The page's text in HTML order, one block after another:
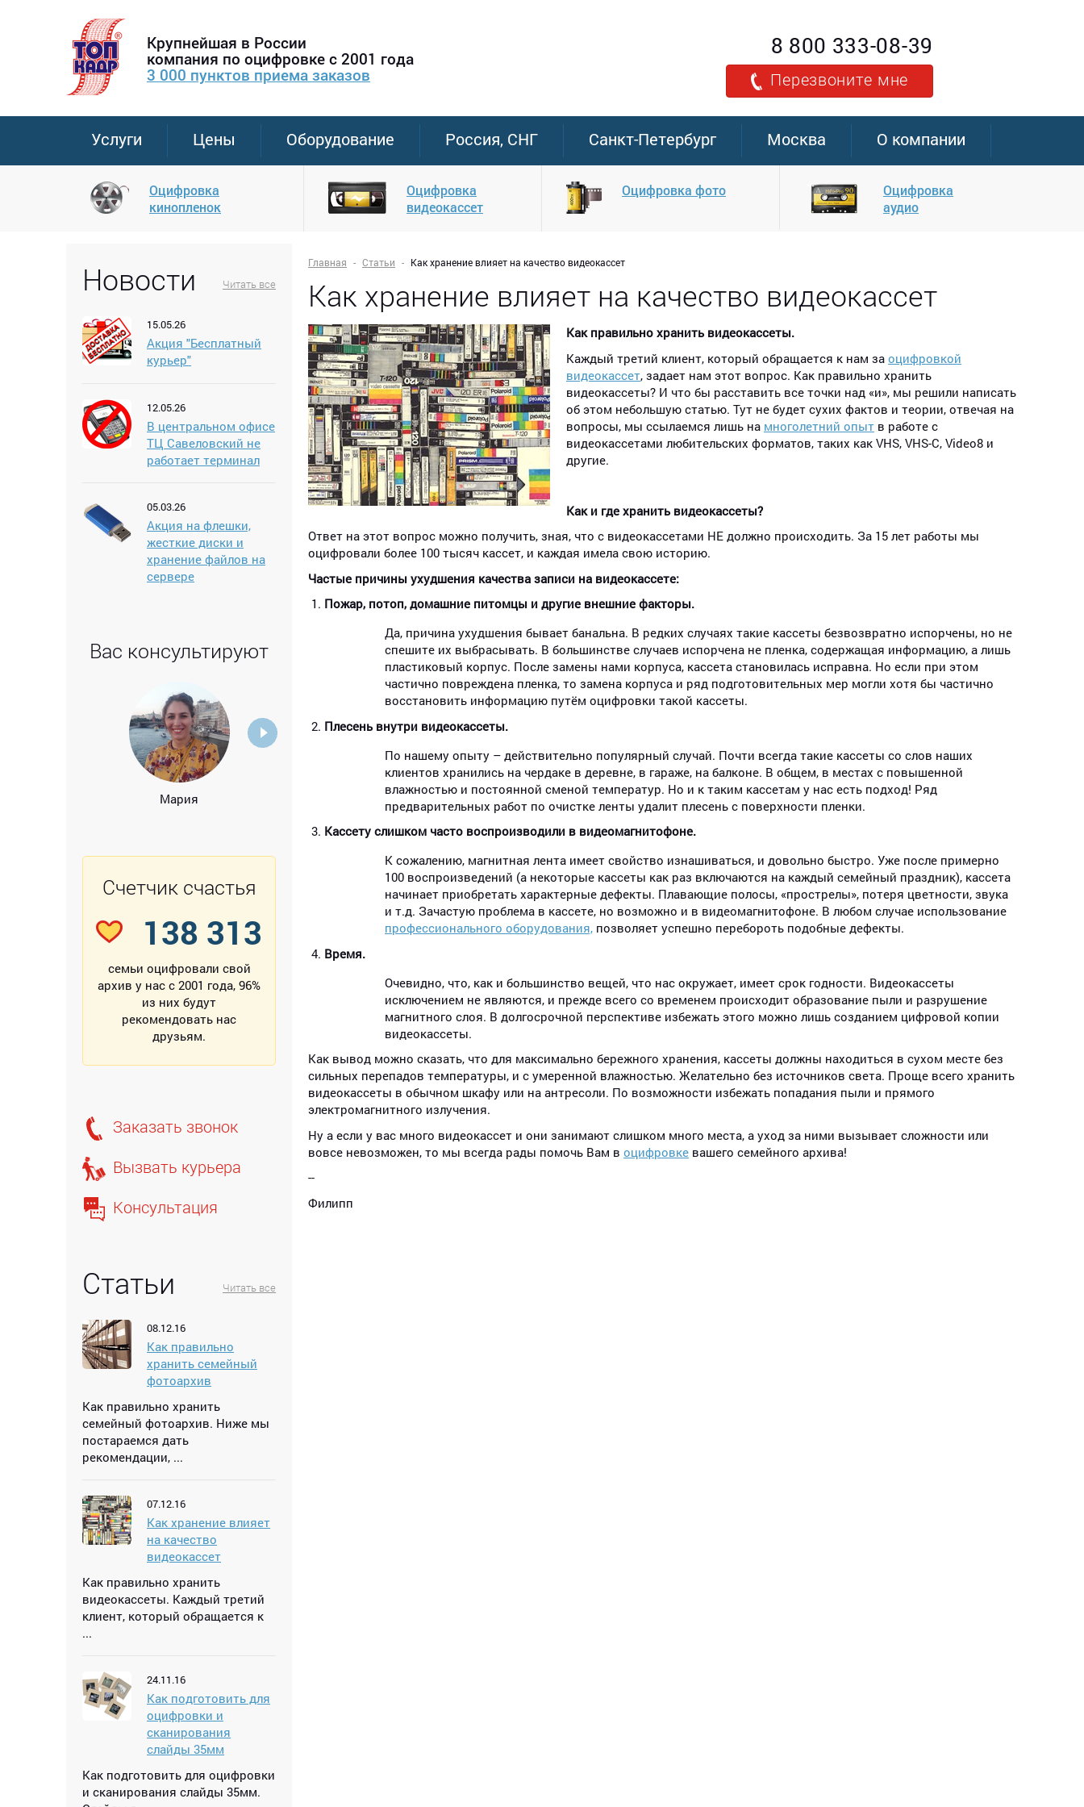
Крупнейшая в России
компания по оцифровке с 2001 года
3 000 пунктов приема заказов
8 800 333-08-39
Перезвоните мне
Услуги Цены Оборудование Россия, СНГ Санкт-Петербург Москва О компании
Оцифровка
кинопленок
Оцифровка
видеокассет
Оцифровка фото
Оцифровка
аудио
Новости Читать все
15.05.26
Акция "Бесплатный
курьер"
12.05.26
В центральном офисе
ТЦ Савеловский не
работает терминал
05.03.26
Акция на флешки,
жесткие диски и
хранение файлов на
сервере
Вас консультируют
Мария Алексей Арина Ирина Александр
Счетчик счастья
138 313
семьи оцифровали свой
архив у нас с 2001 года, 96%
из них будут
рекомендовать нас
друзьям.
Заказать звонок
Вызвать курьера
Консультация
Статьи Читать все
08.12.16
Как правильно
хранить семейный
фотоархив
Как правильно хранить
семейный фотоархив. Ниже мы
постараемся дать
рекомендации, ...
07.12.16
Как хранение влияет
на качество
видеокассет
Как правильно хранить
видеокассеты. Каждый третий
клиент, который обращается к
...
24.11.16
Как подготовить для
оцифровки и
сканирования
слайды 35мм
Как подготовить для оцифровки
и сканирования слайды 35мм.
Главная Статьи Как хранение влияет на качество видеокассет
Как хранение влияет на качество видеокассет
Как правильно хранить видеокассеты.
Каждый третий клиент, который обращается к нам за оцифровкой
видеокассет, задает нам этот вопрос. Как правильно хранить
видеокассеты? И что бы расставить все точки над «и», мы решили написать
об этом небольшую статью. Тут не будет сухих фактов и теории, отвечая на
вопросы, мы ссылаемся лишь на многолетний опыт в работе с
видеокассетами любительских форматов, таких как VHS, VHS-C, Video8 и
другие.
Как и где хранить видеокассеты?
Ответ на этот вопрос можно получить, зная, что с видеокассетами НЕ должно происходить. За 15 лет работы мы
оцифровали более 100 тысяч кассет, и каждая имела свою историю.
Частые причины ухудшения качества записи на видеокассете:
Пожар, потоп, домашние питомцы и другие внешние факторы.
Да, причина ухудшения бывает банальна. В редких случаях такие кассеты безвозвратно испорчены, но не
спешите их выбрасывать. В большинстве случаев испорчена не пленка, содержащая информацию, а лишь
пластиковый корпус. После замены нами корпуса, кассета становилась исправна. Но если при этом
частично повреждена пленка, то замена корпуса и ряд подготовительных мер могли хотя бы частично
восстановить информацию путём оцифровки такой кассеты.
Плесень внутри видеокассеты.
По нашему опыту – действительно популярный случай. Почти всегда такие кассеты со слов наших
клиентов хранились на чердаке в деревне, в гараже, на балконе. В общем, в местах с повышенной
влажностью и постоянной сменой температур. Но и к таким кассетам у нас есть подход! Ряд
предварительных работ по очистке ленты удалит плесень с поверхности пленки.
Кассету слишком часто воспроизводили в видеомагнитофоне.
К сожалению, магнитная лента имеет свойство изнашиваться, и довольно быстро. Уже после примерно
100 воспроизведений (а некоторые кассеты как раз включаются на каждый семейный праздник), кассета
начинает приобретать характерные дефекты. Плавающие полосы, «прострелы», потеря цветности, звука
и т.д. Зачастую проблема в кассете, но возможно и в видеомагнитофоне. В любом случае использование
профессионального оборудования, позволяет успешно перебороть подобные дефекты.
Время.
Очевидно, что, как и большинство вещей, что нас окружает, имеет срок годности. Видеокассеты
исключением не являются, и прежде всего со временем происходит образование пыли и разрушение
магнитного слоя. В долгосрочной перспективе избежать этого можно лишь созданием цифровой копии
видеокассеты.
Как вывод можно сказать, что для максимально бережного хранения, кассеты должны находиться в сухом месте без
сильных перепадов температуры, и с умеренной влажностью. Желательно без источников света. Проще всего хранить
видеокассеты в обычном шкафу или на антресоли. По возможности избежать попадания пыли и прямого
электромагнитного излучения.
Ну а если у вас много видеокассет и они занимают слишком много места, а уход за ними вызывает сложности или
вовсе невозможен, то мы всегда рады помочь Вам в оцифровке вашего семейного архива!
--
Филипп